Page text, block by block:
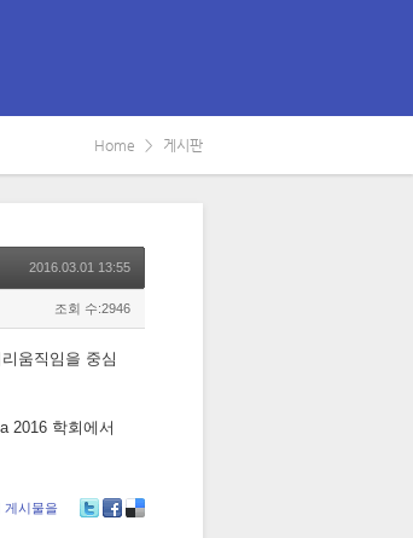
Home 게시판
2016.03.01 13:55
조회 수:2946
움직임을 중심
2016 학회에서
게시물을